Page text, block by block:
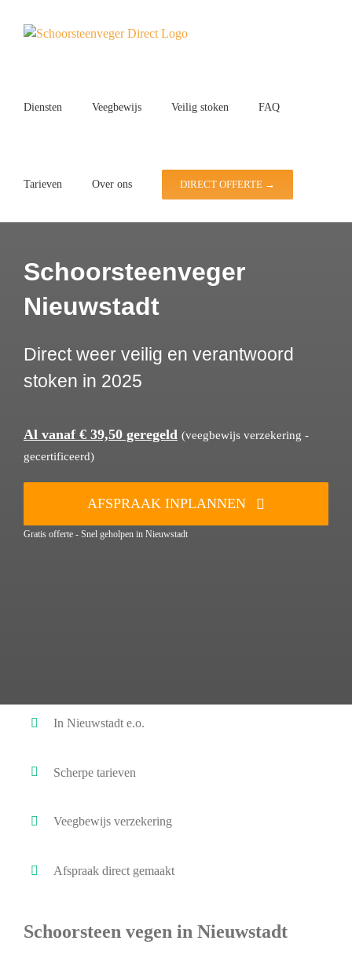
Diensten Veegbewijs Veilig stoken FAQ
Tarieven Over ons DIRECT OFFERTE →
Schoorsteenveger
Nieuwstadt
Direct weer veilig en verantwoord
stoken in 2025
Al vanaf € 39,50 geregeld (veegbewijs verzekering -
gecertificeerd)
AFSPRAAK INPLANNEN
Gratis offerte - Snel geholpen in Nieuwstadt
In Nieuwstadt e.o.
Scherpe tarieven
Veegbewijs verzekering
Afspraak direct gemaakt
Schoorsteen vegen in Nieuwstadt